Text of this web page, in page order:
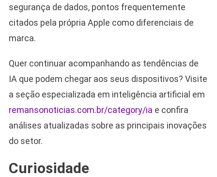
segurança de dados, pontos frequentemente
citados pela própria Apple como diferenciais de
marca.
Quer continuar acompanhando as tendências de
IA que podem chegar aos seus dispositivos? Visite
a seção especializada em inteligência artificial em
remansonoticias.com.br/category/ia e confira
análises atualizadas sobre as principais inovações
do setor.
Curiosidade